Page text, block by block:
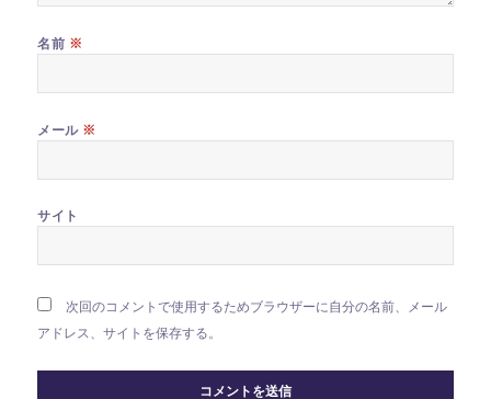
名前 ※
メール ※
サイト
次回のコメントで使用するためブラウザーに自分の名前、メール
アドレス、サイトを保存する。